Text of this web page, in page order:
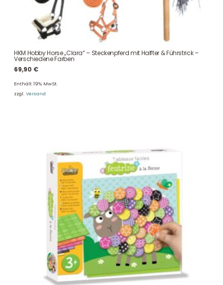
HKM Hobby Horse „Clara“ – Steckenpferd mit Halfter & Führstrick –
Verschiedene Farben
69,90 €
Enthält 19% MwSt.
zzgl. Versand